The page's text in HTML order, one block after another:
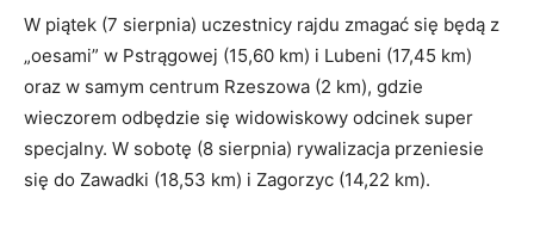
W piątek (7 sierpnia) uczestnicy rajdu zmagać się będą z
„oesami” w Pstrągowej (15,60 km) i Lubeni (17,45 km)
oraz w samym centrum Rzeszowa (2 km), gdzie
wieczorem odbędzie się widowiskowy odcinek super
specjalny. W sobotę (8 sierpnia) rywalizacja przeniesie
się do Zawadki (18,53 km) i Zagorzyc (14,22 km).